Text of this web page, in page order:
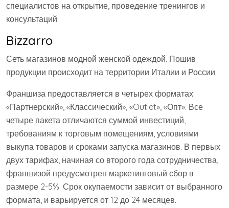
специалистов на открытие, проведение тренингов и
консультаций.
Bizzarro
Сеть магазинов модной женской одеждой. Пошив
продукции происходит на территории Италии и России.
Франшиза предоставляется в четырех форматах:
«Партнерский», «Классический», «Outlet», «Опт». Все
четыре пакета отличаются суммой инвестиций,
требованиям к торговым помещениям, условиями
выкупа товаров и сроками запуска магазинов. В первых
двух тарифах, начиная со второго года сотрудничества,
франшизой предусмотрен маркетинговый сбор в
размере 2-5%. Срок окупаемости зависит от выбранного
формата, и варьируется от 12 до 24 месяцев.